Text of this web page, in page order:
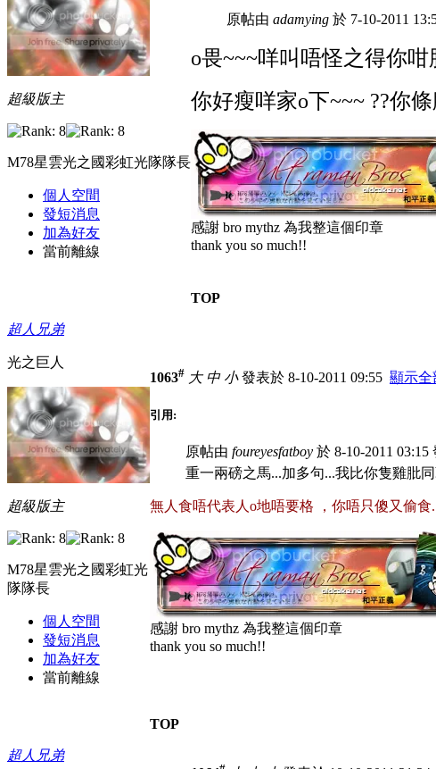
超級版主
M78星雲光之國彩虹光隊隊長
個人空間
發短消息
加為好友
當前離線
原帖由 adamying 於 7-10-2011
o畏~~~咩叫唔怪之得你咁
你好瘦咩家o下~~~ ??你
感謝 bro mythz 為我整這個印章
thank you so much!!
TOP
超人兄弟
光之巨人
超級版主
M78星雲光之國彩虹光
隊隊長
個人空間
發短消息
加為好友
當前離線
1063# 大 中 小發表於 8-10-2011 09:55 顯示全
引用:
原帖由 foureyesfatboy 於 8-10-2011 03:15
重一兩磅之馬...加多句...我比你隻雞肶
無人食唔代表人o地唔要格 ，你唔只傻又偷
感謝 bro mythz 為我整這個印章
thank you so much!!
TOP
超人兄弟